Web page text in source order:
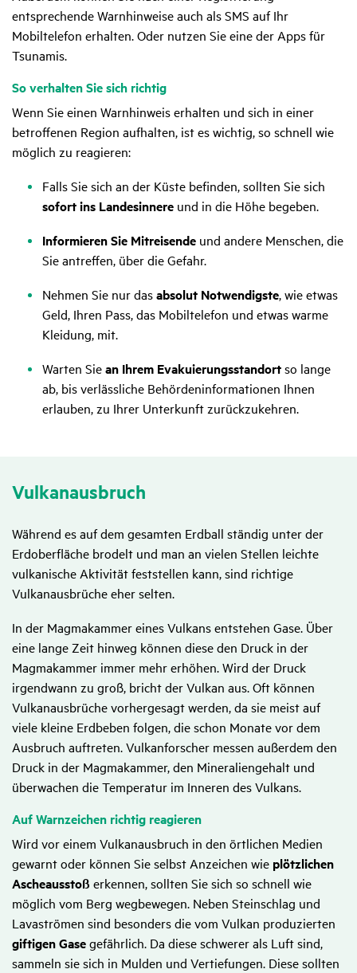
entsprechende Warnhinweise auch als SMS auf Ihr
Mobiltelefon erhalten. Oder nutzen Sie eine der Apps für
Tsunamis.
So verhalten Sie sich richtig
Wenn Sie einen Warnhinweis erhalten und sich in einer
betroffenen Region aufhalten, ist es wichtig, so schnell wie
möglich zu reagieren:
Falls Sie sich an der Küste befinden, sollten Sie sich
sofort ins Landesinnere und in die Höhe begeben.
Informieren Sie Mitreisende und andere Menschen, die
Sie antreffen, über die Gefahr.
Nehmen Sie nur dasabsolut Notwendigste, wie etwas
Geld, Ihren Pass, das Mobiltelefon und etwas warme
Kleidung, mit.
Warten Siean Ihrem Evakuierungsstandortso lange
ab, bis verlässliche Behördeninformationen Ihnen
erlauben, zu Ihrer Unterkunft zurückzukehren.
Vulkan­aus­bruch
Während es auf dem gesamten Erdball ständig unter der
Erdoberfläche brodelt und man an vielen Stellen leichte
vulkanische Aktivität feststellen kann, sind richtige
Vulkanausbrüche eher selten.
In der Magmakammer eines Vulkans entstehen Gase. Über
eine lange Zeit hinweg können diese den Druck in der
Magmakammer immer mehr erhöhen. Wird der Druck
irgendwann zu groß, bricht der Vulkan aus. Oft können
Vulkanausbrüche vorhergesagt werden, da sie meist auf
viele kleine Erdbeben folgen, die schon Monate vor dem
Ausbruch auftreten. Vulkanforscher messen außerdem den
Druck in der Magmakammer, den Mineraliengehalt und
überwachen die Temperatur im Inneren des Vulkans.
Auf Warn­zei­chen richtig reagieren
Wird vor einem Vulkanausbruch in den örtlichen Medien
gewarnt oder können Sie selbst Anzeichen wie plötzlichen
Ascheausstoß erkennen, sollten Sie sich so schnell wie
möglich vom Berg wegbewegen. Neben Steinschlag und
Lavaströmen sind besonders die vom Vulkan produzierten
giftigen Gasegefährlich. Da diese schwerer als Luft sind,
sammeln sie sich in Mulden und Vertiefungen. Diese sollten